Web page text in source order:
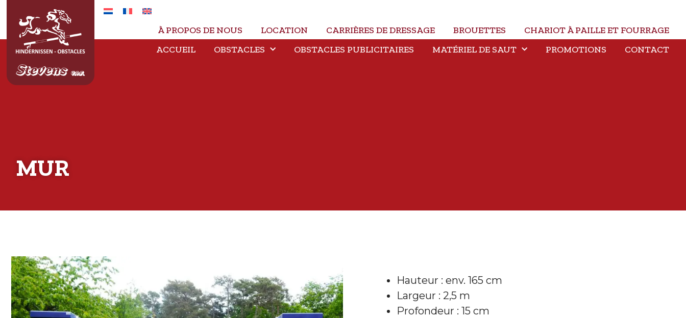
À PROPOS DE NOUS LOCATION CARRIÈRES DE DRESSAGE BROUETTES
CHARIOT À PAILLE ET FOURRAGE
ACCUEIL
OBSTACLES OBSTACLES PUBLICITAIRES MATÉRIEL DE SAUT PROMOTIONS CONTACT
MUR
Hauteur : env. 165 cm
Largeur : 2,5 m
Profondeur : 15 cm